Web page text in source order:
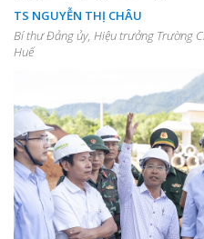
TS NGUYỄN THỊ CHÂU
Bí thư Đảng ủy, Hiệu trưởng Trường
Huế